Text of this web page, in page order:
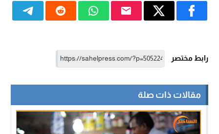
رابط مختصر
مقالات ذات صلة